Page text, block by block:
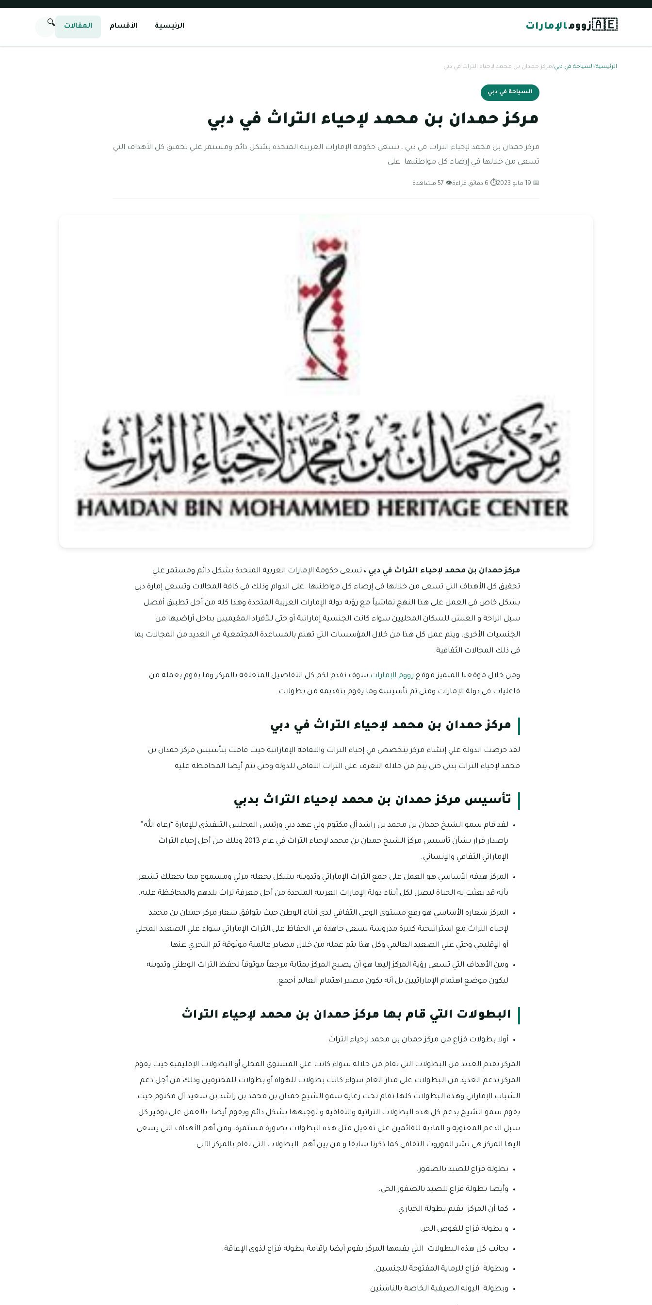
🇦🇪زوومالإمارات الرئيسية الأقسام المقالات 🔍
الرئيسية/السياحة في دبي/مركز حمدان بن محمد لإحياء التراث في دبي
السياحة في دبي
مركز حمدان بن محمد لإحياء التراث في دبي
مركز حمدان بن محمد لإحياء التراث في دبي ، تسعى حكومة الإمارات العربية المتحدة بشكل دائم ومستمر علي تحقيق كل الأهداف التي
تسعى من خلالها في إرضاء كل مواطنيها على
📅 19 مايو 2023 ⏱ 6 دقائق قراءة 👁 57 مشاهدة
مركز حمدان بن محمد لإحياء التراث في دبي ، تسعى حكومة الإمارات العربية المتحدة بشكل دائم ومستمر علي
تحقيق كل الأهداف التي تسعى من خلالها في إرضاء كل مواطنيها على الدوام وذلك في كافة المجالات وتسعي إمارة دبي
بشكل خاص في العمل علي هذا النهج تماشياً مع رؤية دولة الإمارات العربية المتحدة وهذا كله من أجل تطبيق أفضل
سبل الراحة و العيش للسكان المحليين سواء كانت الجنسية إماراتية أو حتي للأفراد المقيميين بداخل أراضيها من
الجنسيات الأخرى، ويتم عمل كل هذا من خلال المؤسسات التي تهتم بالمساعدة المجتمعية في العديد من المجالات بما
في ذلك المجالات الثقافية.
ومن خلال موقعنا المتميز موقع زووم الإمارات سوف نقدم لكم كل التفاصيل المتعلقة بالمركز وما يقوم بعمله من
فاعليات في دولة الإمارات ومتي تم تأسيسه وما يقوم بتقديمه من بطولات.
مركز حمدان بن محمد لإحياء التراث في دبي
لقد حرصت الدولة علي إنشاء مركز يتخصص في إحياء التراث والثقافة الإماراتية حيث قامت بتأسيس مركز حمدان بن
محمد لإحياء التراث بدبي حتى يتم من خلاله التعرف على التراث الثقافي للدولة وحتى يتم أيضا المحافظة عليه
تأسيس مركز حمدان بن محمد لإحياء التراث بدبي
لقد قام سمو الشيخ حمدان بن محمد بن راشد آل مكتوم ولي عهد دبي ورئيس المجلس التنفيذي للإمارة “رعاه الله”
بإصدار قرار بشأن تأسيس مركز الشيخ حمدان بن محمد لإحياء التراث في عام 2013 وذلك من أجل إحياء التراث
الإماراتي الثقافي والإنساني.
المركز هدفه الأساسي هو العمل على جمع التراث الإماراتي وتدوينه بشكل يجعله مرئي ومسموع مما يجعلك تشعر
بأنه قد بعثت به الحياة ليصل لكل أبناء دولة الإمارات العربية المتحدة من أجل معرفة تراث بلدهم والمحافظة عليه.
المركز شعاره الأساسي هو رفع مستوى الوعي الثقافي لدى أبناء الوطن حيث يتوافق شعار مركز حمدان بن محمد
لإحياء التراث مع استراتيجية كبيرة مدروسة تسعى جاهدة في الحفاظ على التراث الإماراتي سواء علي الصعيد المحلي
أو الإقليمي وحتي علي الصعيد العالمي وكل هذا يتم عمله من خلال مصادر عالمية موثوقة تم التحري عنها.
ومن الأهداف التي تسعى رؤية المركز إليها هو أن يصبح المركز بمثابة مرجعاً موثوقاً لحفظ التراث الوطني وتدوينه
ليكون موضع اهتمام الإماراتيين بل أنه يكون مصدر اهتمام العالم أجمع.
البطولات التي قام بها مركز حمدان بن محمد لإحياء التراث
أولا بطولات فزاع من مركز حمدان بن محمد لإحياء التراث
المركز يقدم العديد من البطولات التي تقام من خلاله سواء كانت علي المستوى المحلي أو البطولات الإقليمية حيث يقوم
المركز بدعم العديد من البطولات على مدار العام سواء كانت بطولات للهواة أو بطولات للمحترفين وذلك من أجل دعم
الشباب الإماراتي وهذه البطولات كلها تقام تحت رعاية سمو الشيخ حمدان بن محمد بن راشد بن سعيد آل مكتوم حيث
يقوم سمو الشيخ بدعم كل هذه البطولات التراثية والثقافية و توجيهها بشكل دائم ويقوم أيضا بالعمل على توفير كل
سبل الدعم المعنوية و المادية للقائمين علي تفعيل مثل هذه البطولات بصورة مستمرة، ومن أهم الأهداف التي يسعي
اليها المركز هي نشر الموروث الثقافي كما ذكرنا سابقا و من بين أهم البطولات التي تقام بالمركز الآتي:
بطولة فزاع للصيد بالصقور.
‏وأيضا بطولة فزاع للصيد بالصقور الحي.
‏كما أن المركز يقيم بطولة الحياري.
‏و بطولة فزاع للغوص الحر.
‏بجانب كل هذه البطولات التي يقيمها المركز يقوم أيضا بإقامة بطولة فزاع لذوي الإعاقة.
وبطولة فزاع للرماية المفتوحة للجنسين.
‏وبطولة اليوله الصيفية الخاصة بالناشئين.